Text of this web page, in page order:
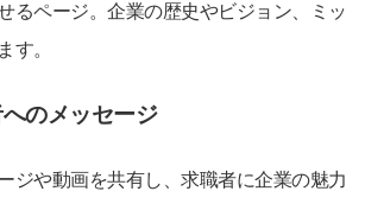
るページ。企業の歴史やビジョン、ミッ
す。
のメッセージ
ジや動画を共有し、求職者に企業の魅力